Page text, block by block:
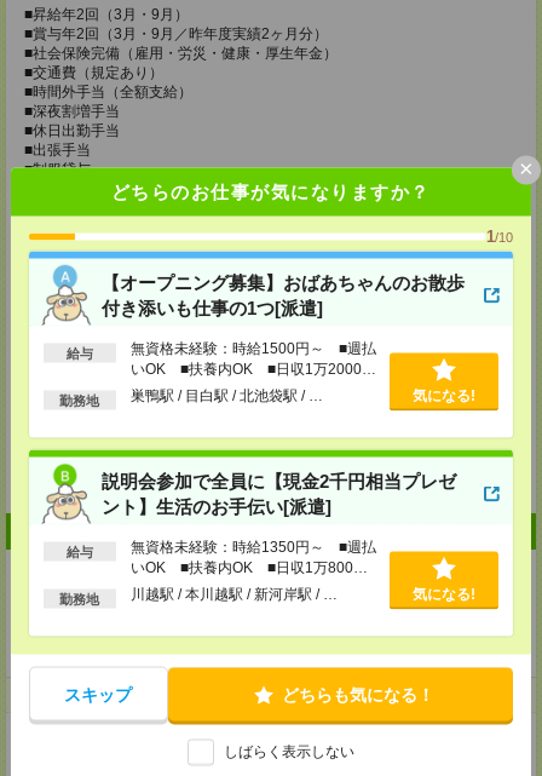
どちらのお仕事が気になりますか？
1/10
【オープニング募集】おばあちゃんのお散歩
付き添いも仕事の1つ[派遣]
給与
無資格未経験：時給1500円～ ■週払
いOK ■扶養内OK ■日収1万2000円
以上
勤務地 巣鴨駅 / 目白駅 / 北池袋駅 / … 気になる!
説明会参加で全員に【現金2千円相当プレゼ
ント】生活のお手伝い[派遣]
給与
無資格未経験：時給1350円～ ■週払
いOK ■扶養内OK ■日収1万800円
以上
勤務地 川越駅 / 本川越駅 / 新河岸駅 / … 気になる!
スキップ どちらも気になる！
しばらく表示しない
×
■昇給年2回（3月・9月）
■賞与年2回（3月・9月／昨年度実績2ヶ月分）
■社会保険完備（雇用・労災・健康・厚生年金）
■交通費（規定あり）
■時間外手当（全額支給）
■深夜割増手当
■休日出勤手当
■出張手当
■制服貸与
■車、バイクOK（駐車場完備）
＜長くキャリアを形成できる環境＞
■誕生日手当
■退職金制度（企業型確定拠出年金 ※社員の負担一切なし）
■財形貯蓄制度
■社員持株制度
■永年勤続表彰制度
＜日々の生活もサポート＞
■引越費用の全額を会社が負担（初期費用・移動費用など含む）
■単身赴任時の帰省手当（規定あり）
■団体自動車保険
■食事補助
株式会社丸千代山岡家
事業内容
東日本を中心とした全国の主要幹線道路沿いを中心に、 ラーメン山岡家な